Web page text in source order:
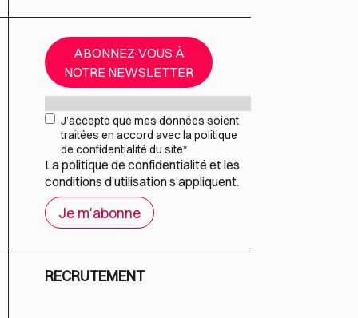
ABONNEZ-VOUS À
NOTRE NEWSLETTER
RGPD*
J’accepte que mes données soient
traitées en accord avec la politique
de confidentialité du site*
Lapolitique de confidentialité et les
conditions d’utilisations’appliquent.
RECRUTEMENT